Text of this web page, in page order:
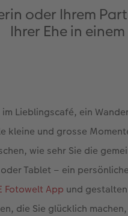
oder Ihrem
Ihrer Ehe in
im Lieblingscafé, ein
kleine und grosse
wie sehr Sie die
Tablet – ein
Fotowelt App und
die Sie glücklich